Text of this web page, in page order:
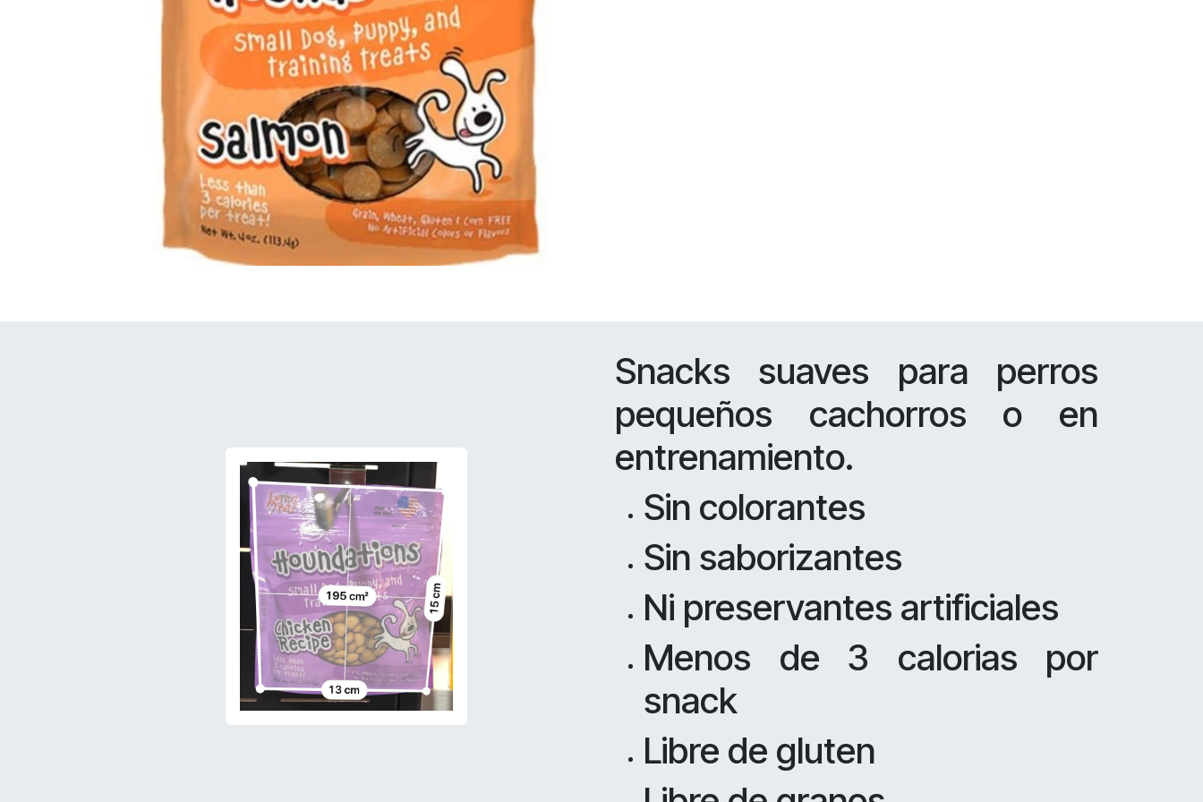
Snacks suaves para perros
pequeños cachorros o en
entrenamiento.
Sin colorantes
Sin saborizantes
Ni preservantes artificiales
Menos de 3 calorias por
snack
Libre de gluten